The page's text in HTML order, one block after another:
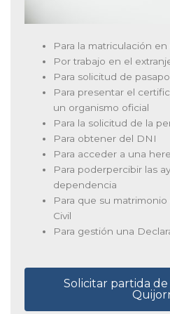
Para la matriculación
Por trabajo en el
Para solicitud de
Para presentar el
un organismo oficial
Para la solicitud de la
Para obtener del DNI
Para acceder a una
Para poderpercibir las
dependencia
Para que su
Civil
Para gestión una
Solicitar partida